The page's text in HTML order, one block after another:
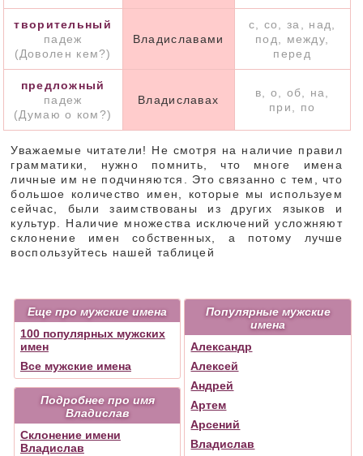
творительный
падеж
(Доволен кем?)
Владиславами
с, со, за, над,
под, между,
перед
предложный
падеж
(Думаю о ком?)
Владиславах
в, о, об, на,
при, по
Уважаемые читатели! Не смотря на наличие правил
грамматики, нужно помнить, что многе имена
личные им не подчиняются. Это связанно с тем, что
большое количество имен, которые мы используем
сейчас, были заимствованы из других языков и
культур. Наличие множества исключений усложняют
склонение имен собственных, а потому лучше
воспользуйтесь нашей таблицей
Популярные мужские
имена
Александр
Алексей
Андрей
Артем
Арсений
Владислав
Еще про мужские имена
100 популярных мужских
имен
Все мужские имена
Подробнее про имя
Владислав
Склонение имени
Владислав